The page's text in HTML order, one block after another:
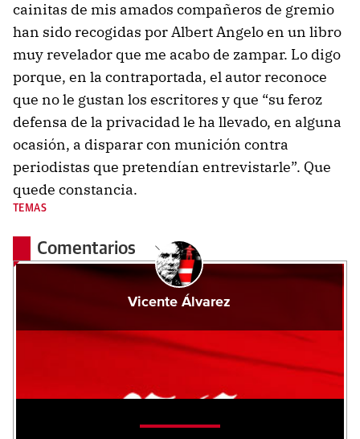
cainitas de mis amados compañeros de gremio
han sido recogidas por Albert Angelo en un libro
muy revelador que me acabo de zampar. Lo digo
porque, en la contraportada, el autor reconoce
que no le gustan los escritores y que “su feroz
defensa de la privacidad le ha llevado, en alguna
ocasión, a disparar con munición contra
periodistas que pretendían entrevistarle”. Que
quede constancia.
TEMAS
Comentarios
Vicente Álvarez